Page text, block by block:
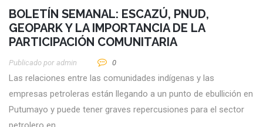
BOLETÍN SEMANAL: ESCAZÚ, PNUD,
GEOPARK Y LA IMPORTANCIA DE LA
PARTICIPACIÓN COMUNITARIA
Publicado por Admin 0
Las relaciones entre las comunidades indígenas y las
empresas petroleras están llegando a un punto de ebullición en
Putumayo y puede tener graves repercusiones para el sector